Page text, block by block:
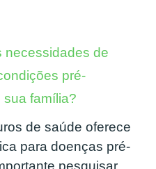
de
pré-
família?
de saúde oferece
para doenças pré-
pesquisar